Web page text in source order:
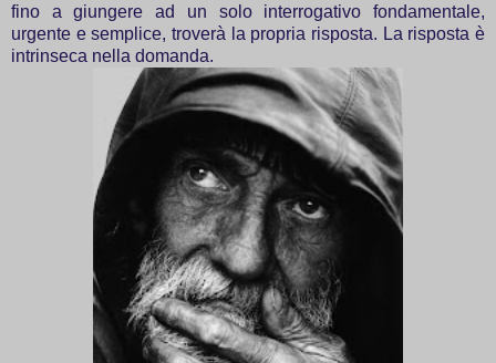
fino a giungere ad un solo interrogativo fondamentale,
urgente e semplice, troverà la propria risposta. La risposta è
intrinseca nella domanda.